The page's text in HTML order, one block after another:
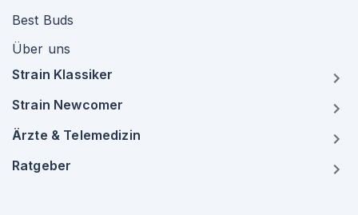
Best Buds
Über uns
Strain Klassiker
Strain Newcomer
Ärzte & Telemedizin
Ratgeber